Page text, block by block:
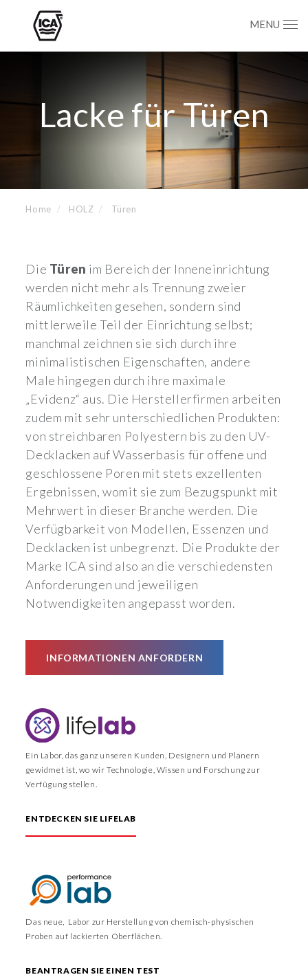
MENU
Lacke für Türen
Home HOLZ Türen
Die Türen im Bereich der Inneneinrichtung
werden nicht mehr als Trennung zweier
Räumlichkeiten gesehen, sondern sind
mittlerweile Teil der Einrichtung selbst;
manchmal zeichnen sie sich durch ihre
minimalistischen Eigenschaften, andere
Male hingegen durch ihre maximale
„Evidenz“ aus. Die Herstellerfirmen arbeiten
zudem mit sehr unterschiedlichen Produkten:
von streichbaren Polyestern bis zu den UV-
Decklacken auf Wasserbasis für offene und
geschlossene Poren mit stets exzellenten
Ergebnissen, womit sie zum Bezugspunkt mit
Mehrwert in dieser Branche werden. Die
Verfügbarkeit von Modellen, Essenzen und
Decklacken ist unbegrenzt. Die Produkte der
Marke ICA sind also an die verschiedensten
Anforderungen und jeweiligen
Notwendigkeiten angepasst worden.
INFORMATIONEN ANFORDERN
Ein Labor, das ganz unseren Kunden, Designern und Planern
gewidmet ist, wo wir Technologie, Wissen und Forschung zur
Verfügung stellen.
ENTDECKEN SIE LIFELAB
Das neue, Labor zur Herstellung von chemisch-physischen
Proben auf lackierten Oberflächen.
BEANTRAGEN SIE EINEN TEST